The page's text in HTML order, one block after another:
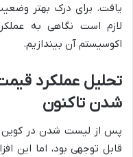
یافت. برای درک بهتر
لازم است نگاهی به
اکوسیستم آن بیندازیم.
تحلیل عملکرد
شدن تاکنون
پس از لیست شدن در
قابل توجهی بود، اما این